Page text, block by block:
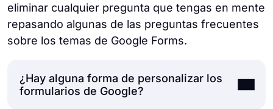
eliminar cualquier pregunta que tengas en mente
repasando algunas de las preguntas frecuentes
sobre los temas de Google Forms.
¿Hay alguna forma de personalizar los
formularios de Google?